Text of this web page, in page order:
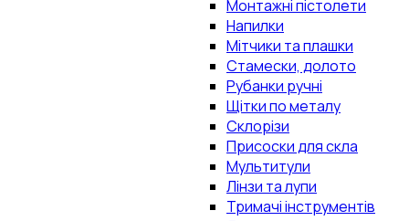
Монтажні пістолети
Напилки
Мітчики та плашки
Стамески, долото
Рубанки ручні
Щітки по металу
Склорізи
Присоски для скла
Мультитули
Лінзи та лупи
Тримачі інструментів